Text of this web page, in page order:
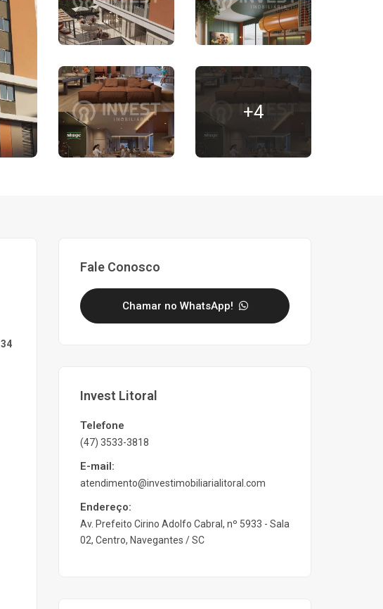
+4
34
Fale Conosco
Chamar no WhatsApp!
Invest Litoral
Telefone
(47) 3533-3818
E-mail:
atendimento@investimobiliarialitoral.com
Endereço:
Av. Prefeito Cirino Adolfo Cabral, nº 5933 - Sala
02, Centro, Navegantes / SC